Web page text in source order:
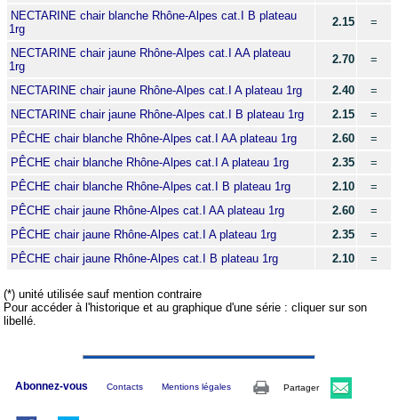
NECTARINE chair blanche Rhône-Alpes cat.I B plateau
1rg
2.15 =
NECTARINE chair jaune Rhône-Alpes cat.I AA plateau
1rg
2.70 =
NECTARINE chair jaune Rhône-Alpes cat.I A plateau 1rg 2.40
=
NECTARINE chair jaune Rhône-Alpes cat.I B plateau 1rg
2.15
=
PÊCHE chair blanche Rhône-Alpes cat.I AA plateau 1rg
2.60
=
PÊCHE chair blanche Rhône-Alpes cat.I A plateau 1rg
2.35
=
PÊCHE chair blanche Rhône-Alpes cat.I B plateau 1rg
2.10
=
PÊCHE chair jaune Rhône-Alpes cat.I AA plateau 1rg
2.60
=
PÊCHE chair jaune Rhône-Alpes cat.I A plateau 1rg
2.35
=
PÊCHE chair jaune Rhône-Alpes cat.I B plateau 1rg
2.10 =
(*) unité utilisée sauf mention contraire
Pour accéder à l'historique et au graphique d'une série : cliquer sur son
libellé.
Abonnez-vous Contacts Mentions légales Partager